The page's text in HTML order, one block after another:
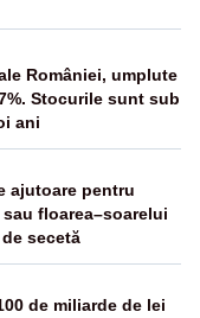
României, umplute
Stocurile sunt sub
ani
ajutoare pentru
floarea–soarelui
secetă
de miliarde de lei